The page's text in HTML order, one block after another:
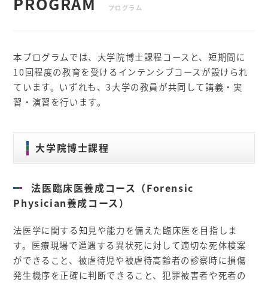
プログラム
本プログラムでは、大学院博士課程コースと、短期間に
10回程度の教育を受けるインテンシブコースが設けられ
ています。いずれも、3大学の教員が共同して講義・実
習・演習を行います。
大学院博士課程
法医臨床医養成コース（Forensic
Physician養成コース）
法医学に関する知見や能力を備えた臨床医を目指しま
す。医療現場で遭遇する異状死に対して適切な死体検案
ができること、被虐待児や被虐待高齢者の診察時に損傷
発生機序を正確に判断できること、犯罪被害者や死者の